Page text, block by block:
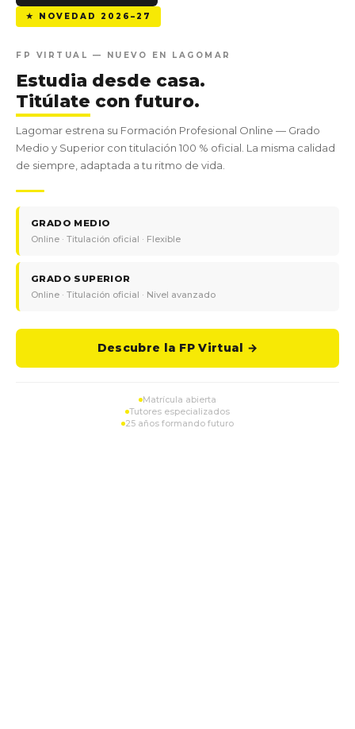
★ NOVEDAD 2026–27
FP VIRTUAL — NUEVO EN LAGOMAR
Estudia desde casa.
Titúlate con futuro.
Lagomar estrena su Formación Profesional Online — Grado
Medio y Superior con titulación 100 % oficial. La misma calidad
de siempre, adaptada a tu ritmo de vida.
GRADO MEDIO
Online · Titulación oficial · Flexible
GRADO SUPERIOR
Online · Titulación oficial · Nivel avanzado
Descubre la FP Virtual →
Matrícula abierta
Tutores especializados
25 años formando futuro